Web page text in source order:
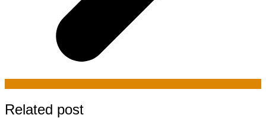
Related post